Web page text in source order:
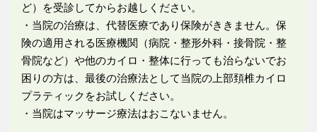
ど）を受診してからお越しください。
・当院の治療は、代替医療であり保険がききません。保
険の適用される医療機関（病院・整形外科・接骨院・整
骨院など）や他のカイロ・整体に行っても治らないでお
困りの方は、最後の治療法として当院の上部頚椎カイロ
プラティックをお試しください。
・当院はマッサージ療法はおこないません。